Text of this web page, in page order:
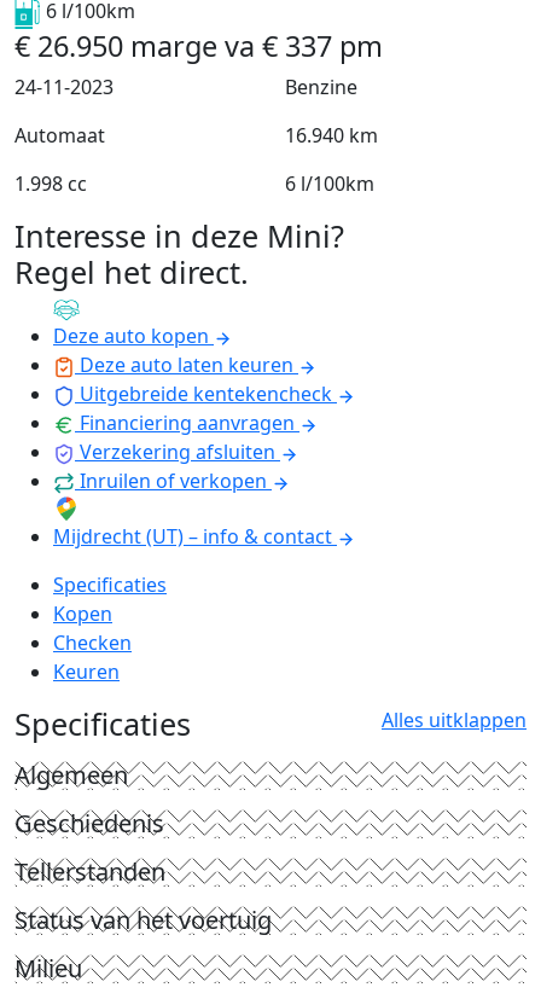
6 l/100km
€ 26.950 marge va € 337 pm
24-11-2023
Benzine
Automaat
16.940 km
1.998 cc
6 l/100km
Interesse in deze Mini?
Regel het direct.
Deze auto kopen
Deze auto laten keuren
Uitgebreide kentekencheck
Financiering aanvragen
Verzekering afsluiten
Inruilen of verkopen
Mijdrecht (UT) – info & contact
Specificaties
Kopen
Checken
Keuren
Specificaties Alles uitklappen
Algemeen
Geschiedenis
Tellerstanden
Status van het voertuig
Milieu